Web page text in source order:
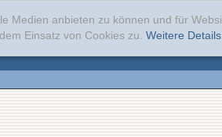
anbieten zu können und für
Einsatz von Cookies zu. Weitere